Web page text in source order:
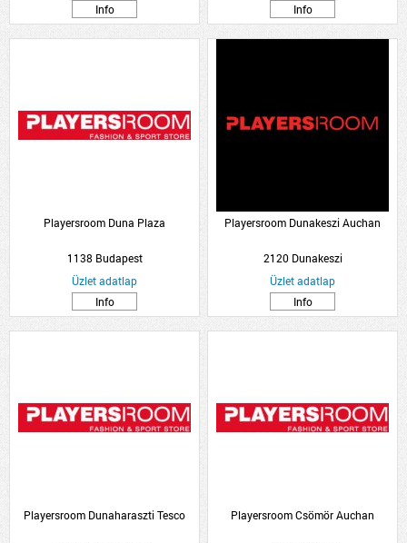
Info
Info
Playersroom Duna Plaza
1138 Budapest
Üzlet adatlap
Info
Playersroom Dunakeszi Auchan
2120 Dunakeszi
Üzlet adatlap
Info
Playersroom Dunaharaszti Tesco Playersroom Csömör Auchan